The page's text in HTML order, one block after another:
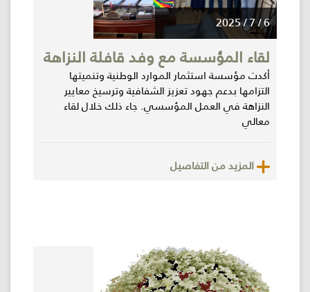
6 / 7 / 2025
لقاء المؤسسة مع وفد قافلة النزاهة
أكدت مؤسسة استثمار الموارد الوطنية وتنميتها
التزامها بدعم جهود تعزيز الشفافية وترسيخ معايير
النزاهة في العمل المؤسسي. جاء ذلك خلال لقاء
معالي
المزيد من التفاصيل